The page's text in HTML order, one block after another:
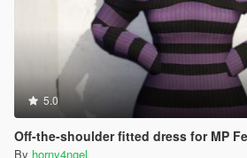
5.0
Off-the-shoulder fitted dress for MP
By horny4ngel